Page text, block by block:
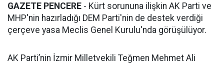
GAZETE PENCERE - Kürt sorununa ilişkin AK Parti ve
MHP'nin hazırladığı DEM Parti'nin de destek verdiği
çerçeve yasa Meclis Genel Kurulu'nda görüşülüyor.
AK Parti’nin İzmir Milletvekili Teğmen Mehmet Ali